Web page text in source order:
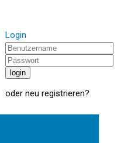
Login
oder neu registrieren?